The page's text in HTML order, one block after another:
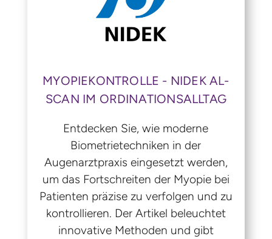
MYOPIEKONTROLLE - NIDEK AL-
SCAN IM ORDINATIONSALLTAG
Entdecken Sie, wie moderne
Biometrietechniken in der
Augenarztpraxis eingesetzt werden,
um das Fortschreiten der Myopie bei
Patienten präzise zu verfolgen und zu
kontrollieren. Der Artikel beleuchtet
innovative Methoden und gibt